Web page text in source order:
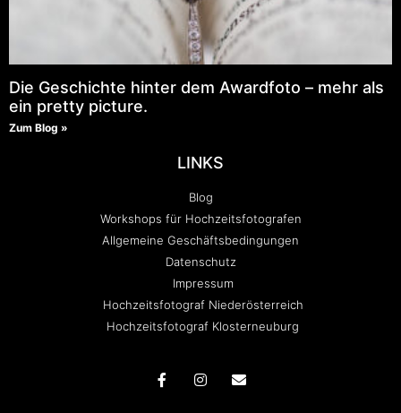
Die Geschichte hinter dem Awardfoto – mehr als
ein pretty picture.
Zum Blog »
LINKS
Blog
Workshops für Hochzeitsfotografen
Allgemeine Geschäftsbedingungen
Datenschutz
Impressum
Hochzeitsfotograf Niederösterreich
Hochzeitsfotograf Klosterneuburg